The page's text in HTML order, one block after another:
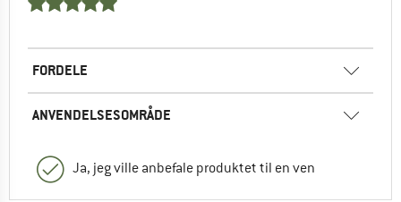
FORDELE
ANVENDELSESOMRÅDE
Ja, jeg ville anbefale produktet til en ven